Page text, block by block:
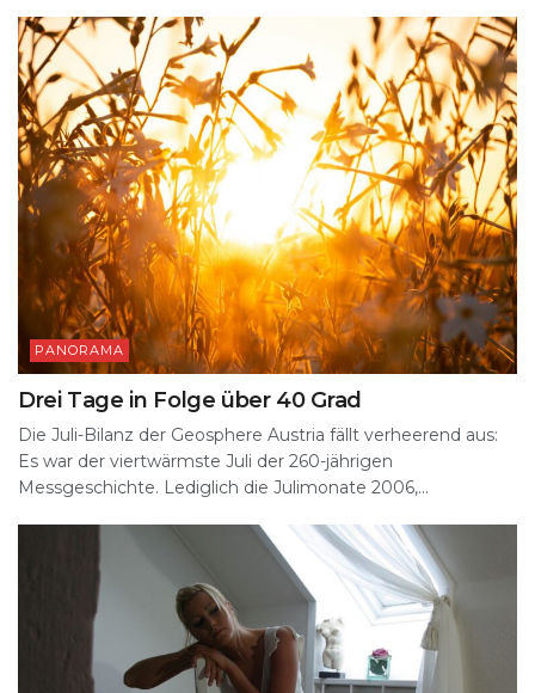
PANORAMA
Drei Tage in Folge über 40 Grad
Die Juli-Bilanz der Geosphere Austria fällt verheerend aus:
Es war der viertwärmste Juli der 260-jährigen
Messgeschichte. Lediglich die Julimonate 2006,...